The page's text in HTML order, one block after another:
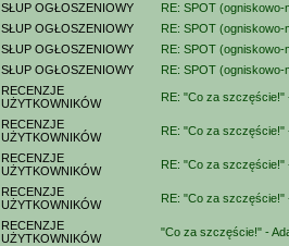
SŁUP OGŁOSZENIOWY
RE: SPOT (ogniskowo-
SŁUP OGŁOSZENIOWY
RE: SPOT (ogniskowo-
SŁUP OGŁOSZENIOWY
RE: SPOT (ogniskowo-
SŁUP OGŁOSZENIOWY
RE: SPOT (ogniskowo-
RECENZJE
UŻYTKOWNIKÓW
RE: "Co za szczęście!"
RECENZJE
UŻYTKOWNIKÓW
RE: "Co za szczęście!"
RECENZJE
UŻYTKOWNIKÓW
RE: "Co za szczęście!"
RECENZJE
UŻYTKOWNIKÓW
RE: "Co za szczęście!"
RECENZJE
UŻYTKOWNIKÓW
"Co za szczęście!" -